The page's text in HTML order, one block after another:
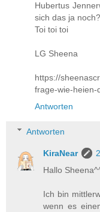
Hubertus
sich das ja noch?
Toi toi toi
LG Sheena
https://
frage-wie-heien-
Antworten
Antworten
KiraNear
Hallo
Ich bin
wenn es